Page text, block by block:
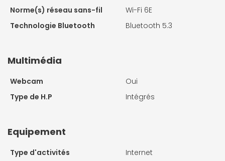
Norme(s) réseau sans-fil
Wi-Fi 6E
Technologie Bluetooth
Bluetooth 5.3
Multimédia
Webcam
Oui
Type de H.P
Intégrés
Equipement
Type d'activités
Internet